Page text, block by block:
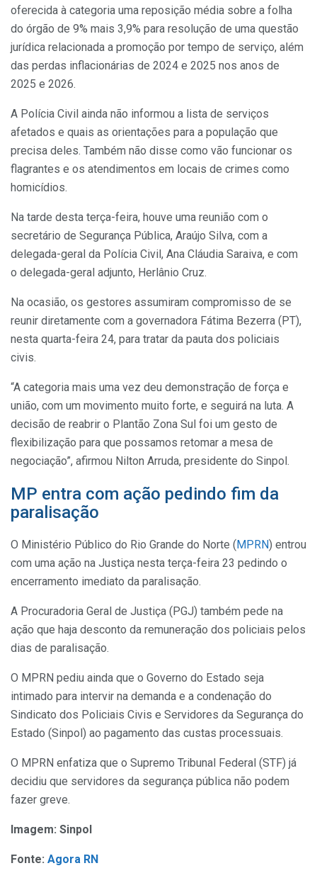
oferecida à categoria uma reposição média sobre a folha
do órgão de 9% mais 3,9% para resolução de uma questão
jurídica relacionada a promoção por tempo de serviço, além
das perdas inflacionárias de 2024 e 2025 nos anos de
2025 e 2026.
A Polícia Civil ainda não informou a lista de serviços
afetados e quais as orientações para a população que
precisa deles. Também não disse como vão funcionar os
flagrantes e os atendimentos em locais de crimes como
homicídios.
Na tarde desta terça-feira, houve uma reunião com o
secretário de Segurança Pública, Araújo Silva, com a
delegada-geral da Polícia Civil, Ana Cláudia Saraiva, e com
o delegada-geral adjunto, Herlânio Cruz.
Na ocasião, os gestores assumiram compromisso de se
reunir diretamente com a governadora Fátima Bezerra (PT),
nesta quarta-feira 24, para tratar da pauta dos policiais
civis.
“A categoria mais uma vez deu demonstração de força e
união, com um movimento muito forte, e seguirá na luta. A
decisão de reabrir o Plantão Zona Sul foi um gesto de
flexibilização para que possamos retomar a mesa de
negociação”, afirmou Nilton Arruda, presidente do Sinpol.
MP entra com ação pedindo fim da
paralisação
O Ministério Público do Rio Grande do Norte (MPRN) entrou
com uma ação na Justiça nesta terça-feira 23 pedindo o
encerramento imediato da paralisação.
A Procuradoria Geral de Justiça (PGJ) também pede na
ação que haja desconto da remuneração dos policiais pelos
dias de paralisação.
O MPRN pediu ainda que o Governo do Estado seja
intimado para intervir na demanda e a condenação do
Sindicato dos Policiais Civis e Servidores da Segurança do
Estado (Sinpol) ao pagamento das custas processuais.
O MPRN enfatiza que o Supremo Tribunal Federal (STF) já
decidiu que servidores da segurança pública não podem
fazer greve.
Imagem: Sinpol
Fonte: Agora RN